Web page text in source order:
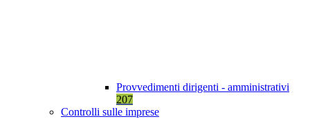
Provvedimenti dirigenti - amministrativi
207
Controlli sulle imprese